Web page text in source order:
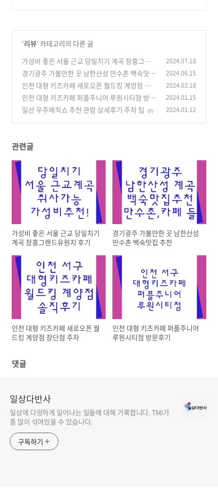
'리뷰' 카테고리의 다른 글
가성비 좋은 서울 근교 당일치기 계곡 장흥그랜드
유원지 후기 (0)
2024.07.18
경기광주 가볼만한 곳 남한산성 만수촌 백숙맛집
추천
(1)
2024.06.15
인천 대형 키즈카페 새로오픈 월드킹 계양점 장단
점 주차
(0)
2024.03.18
인천 대형 키즈카페 퍼플주니어 루원시티점 방문
후기
(1)
2024.01.15
일산 우주매직쇼 추천 관람 상세후기 주차 팁 (0) 2024.01.12
관련글
가성비 좋은 서울 근교 당일치기
계곡 장흥그랜드유원지 후기
경기광주 가볼만한 곳 남한산성
만수촌 백숙맛집 추천
인천 대형 키즈카페 새로오픈 월
드킹 계양점 장단점 주차
인천 대형 키즈카페 퍼플주니어
루원시티점 방문후기
댓글
일상다반사
일상에 다양하게 일어나는 일들에 대해 기록합니다. TMI가
좀 많이 섞여있을 수 있습니다.
구독하기